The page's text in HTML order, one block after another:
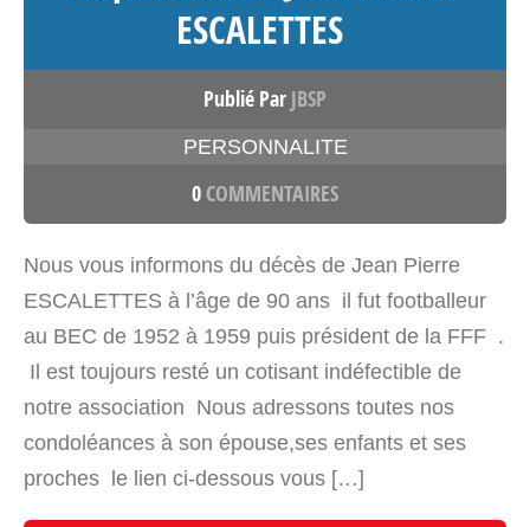
ESCALETTES
Publié Par JBSP
PERSONNALITE
0 COMMENTAIRES
Nous vous informons du décès de Jean Pierre
ESCALETTES à l’âge de 90 ans il fut footballeur
au BEC de 1952 à 1959 puis président de la FFF .
Il est toujours resté un cotisant indéfectible de
notre association Nous adressons toutes nos
condoléances à son épouse,ses enfants et ses
proches le lien ci-dessous vous […]